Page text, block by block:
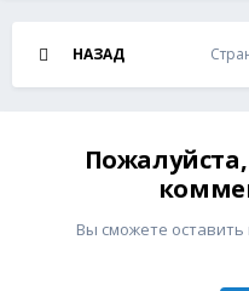
НАЗАД
Вы сможете